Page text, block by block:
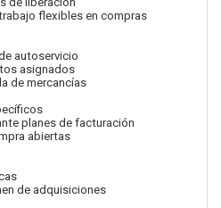
flexibles en compras
autoservicio
asignados
de mercancías
planes de facturación
abiertas
de adquisiciones